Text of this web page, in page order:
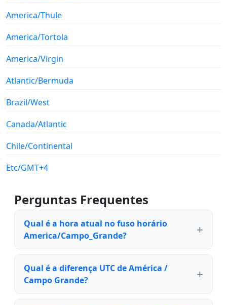
America/Thule
America/Tortola
America/Virgin
Atlantic/Bermuda
Brazil/West
Canada/Atlantic
Chile/Continental
Etc/GMT+4
Perguntas Frequentes
Qual é a hora atual no fuso horário
America/Campo_Grande?
Qual é a diferença UTC de América /
Campo Grande?